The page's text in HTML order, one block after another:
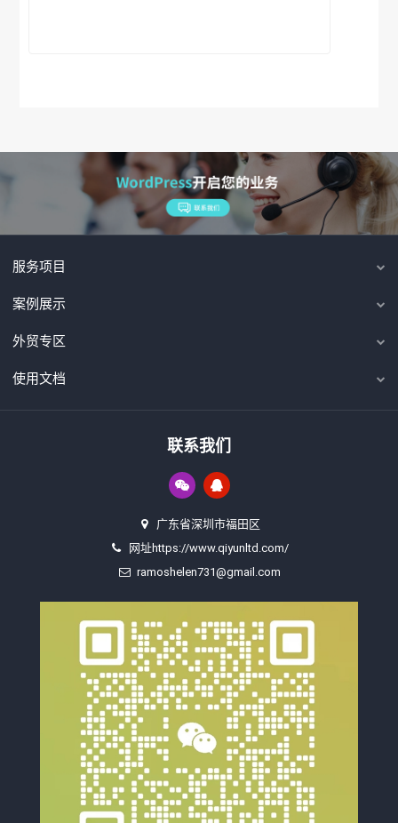
服务项目
案例展示
外贸专区
使用文档
联系我们
广东省深圳市福田区
网址https://www.qiyunltd.com/
ramoshelen731@gmail.com